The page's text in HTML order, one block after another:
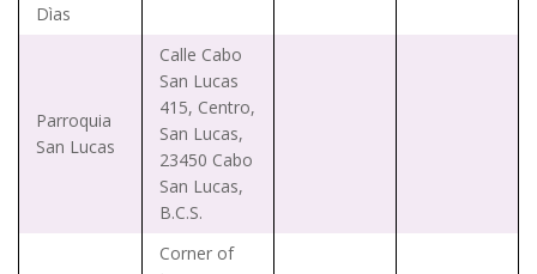
Dìas
Parroquia
San Lucas
Calle Cabo
San Lucas
415, Centro,
San Lucas,
23450 Cabo
San Lucas,
B.C.S.
Corner of